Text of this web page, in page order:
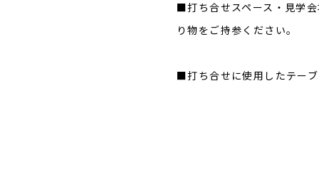
■打ち合せスペース・見学
り物をご持参ください。
■打ち合せに使用したテー